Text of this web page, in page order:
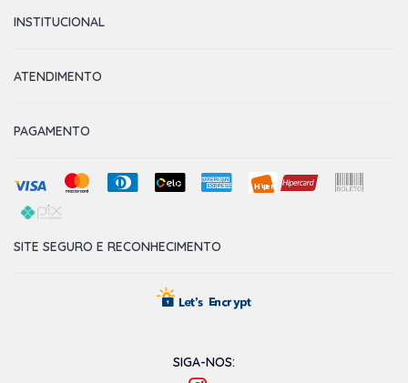
INSTITUCIONAL
ATENDIMENTO
PAGAMENTO
SITE SEGURO E RECONHECIMENTO
SIGA-NOS: